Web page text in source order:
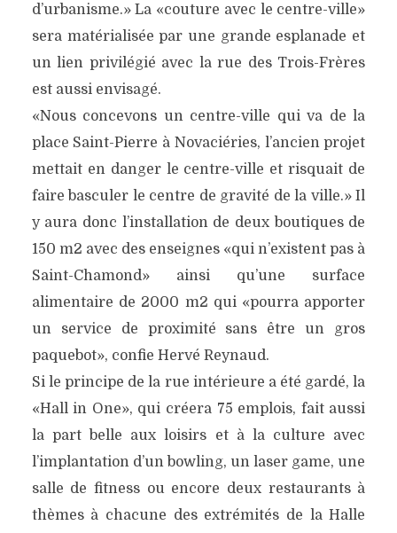
d’urbanisme.» La «couture avec le centre-ville»
sera matérialisée par une grande esplanade et
un lien privilégié avec la rue des Trois-Frères
est aussi envisagé.
«Nous concevons un centre-ville qui va de la
place Saint-Pierre à Novaciéries, l’ancien projet
mettait en danger le centre-ville et risquait de
faire basculer le centre de gravité de la ville.» Il
y aura donc l’installation de deux boutiques de
150 m2 avec des enseignes «qui n’existent pas à
Saint-Chamond» ainsi qu’une surface
alimentaire de 2000 m2 qui «pourra apporter
un service de proximité sans être un gros
paquebot», confie Hervé Reynaud.
Si le principe de la rue intérieure a été gardé, la
«Hall in One», qui créera 75 emplois, fait aussi
la part belle aux loisirs et à la culture avec
l’implantation d’un bowling, un laser game, une
salle de fitness ou encore deux restaurants à
thèmes à chacune des extrémités de la Halle